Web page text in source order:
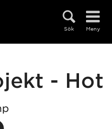
Sök Meny
- Hot